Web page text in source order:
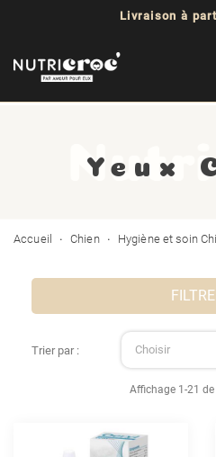
Livraison à
Yeux
Accueil Chien Hygiène et soin
Trier par : Choisir
Affichage 1-21